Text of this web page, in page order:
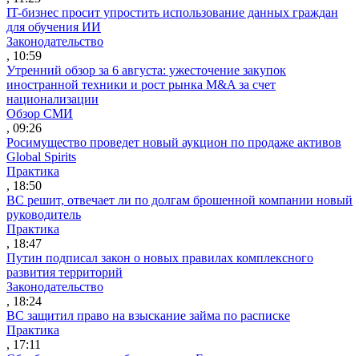
IT-бизнес просит упростить использование данных граждан
для обучения ИИ
Законодательство
, 10:59
Утренний обзор за 6 августа: ужесточение закупок
иностранной техники и рост рынка M&A за счет
национализации
Обзор СМИ
, 09:26
Росимущество проведет новый аукцион по продаже активов
Global Spirits
Практика
, 18:50
ВС решит, отвечает ли по долгам брошенной компании новый
руководитель
Практика
, 18:47
Путин подписал закон о новых правилах комплексного
развития территорий
Законодательство
, 18:24
ВС защитил право на взыскание займа по расписке
Практика
, 17:11